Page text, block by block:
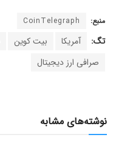
منبع: CoinTelegraph
تگ: آمریکا بیت کوین
صرافی ارز دیجیتال
نوشته‌های مشابه